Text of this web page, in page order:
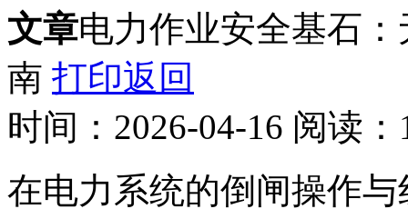
文章电力作业安全基石
南 打印返回
时间： 2026-04-16 阅读：
在电力系统的倒闸操作